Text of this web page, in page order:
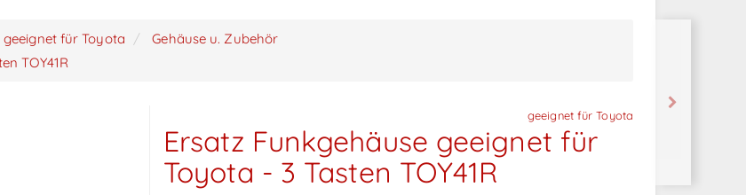
geeignet für Toyota
Gehäuse u. Zubehör
TOY41R
geeignet für Toyota
Ersatz Funkgehäuse geeignet für
Toyota - 3 Tasten TOY41R